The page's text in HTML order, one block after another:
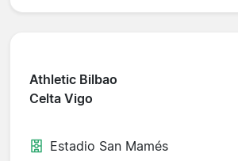
Athletic Bilbao
Celta Vigo
Estadio San Mamés